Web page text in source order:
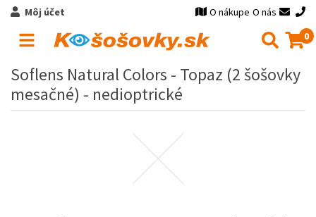
Môj účet O nákupe O nás
0
Soflens Natural Colors - Topaz (2 šošovky
mesačné) - nedioptrické